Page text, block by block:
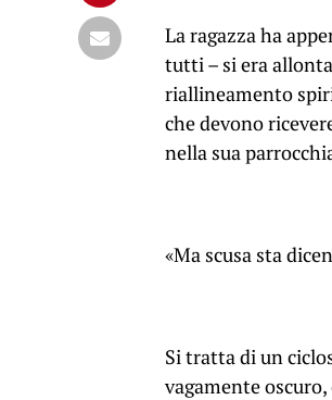
La ragazza ha
tutti – si era
riallineamento
che devono
nella sua
«Ma scusa sta
Si tratta di un
vagamente